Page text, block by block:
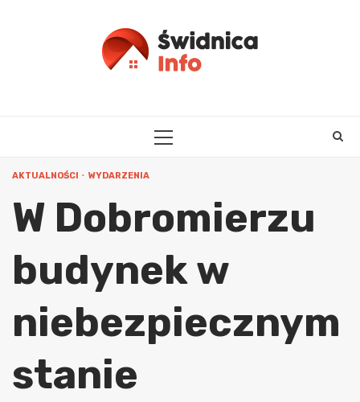
PRIMARY
AKTUALNOŚCI WYDARZENIA
W Dobromierzu
budynek w
niebezpiecznym
stanie